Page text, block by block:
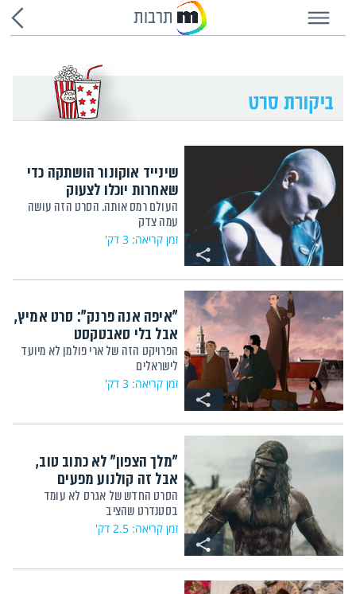
תרבות
שינייד אוקונור הושתקה כדי
שאחרות יוכלו לצעוק
העולם רמס אותה. הסרט הזה עושה
עמה צדק
זמן קריאה: 3 דק'
"איפה אנה פרנק": סרט אמיץ,
אבל בלי סאבטקסט
הפרויקט הזה של ארי פולמן לא מיועד
לישראלים
זמן קריאה: 3 דק'
"מלך הצפון" לא כתוב טוב,
אבל זה קולנוע מפעים
הסרט החדש של אגרס לא עומד
בסטנדרט שהציב
זמן קריאה: 2.5 דק'